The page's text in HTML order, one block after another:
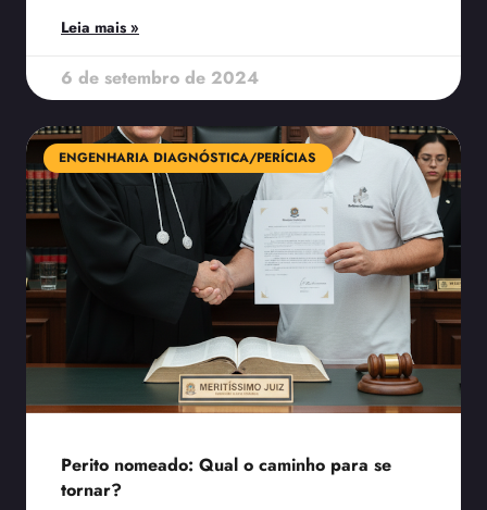
Leia mais »
6 de setembro de 2024
ENGENHARIA DIAGNÓSTICA/PERÍCIAS
Perito nomeado: Qual o caminho para se
tornar?